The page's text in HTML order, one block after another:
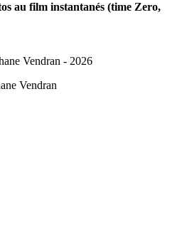
au film instantanés (time Zero,
Vendran - 2026
Vendran